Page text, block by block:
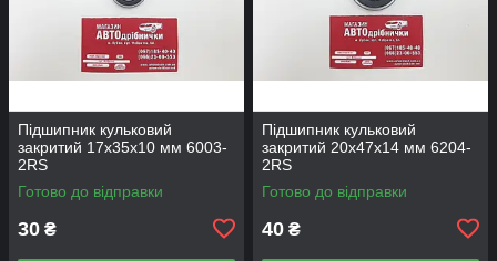
Підшипник кульковий
закритий 17х35х10 мм 6003-
2RS
Готово до відправки
30 ₴
Підшипник кульковий
закритий 20х47х14 мм 6204-
2RS
Готово до відправки
40 ₴